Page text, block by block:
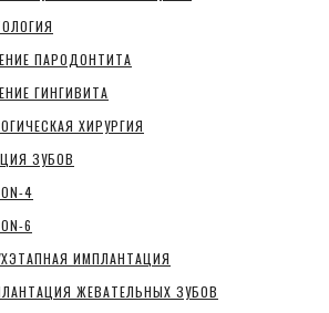
ПАРОДОНТИТА
ГИНГИВИТА
ХИРУРГИЯ
ЗУБОВ
4
6
ИМПЛАНТАЦИЯ
ЖЕВАТЕЛЬНЫХ ЗУБОВ